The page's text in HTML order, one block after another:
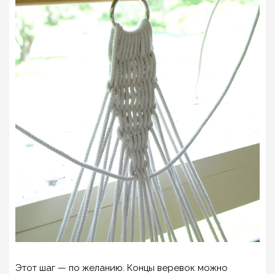
Этот шаг — по желанию. Концы веревок можно